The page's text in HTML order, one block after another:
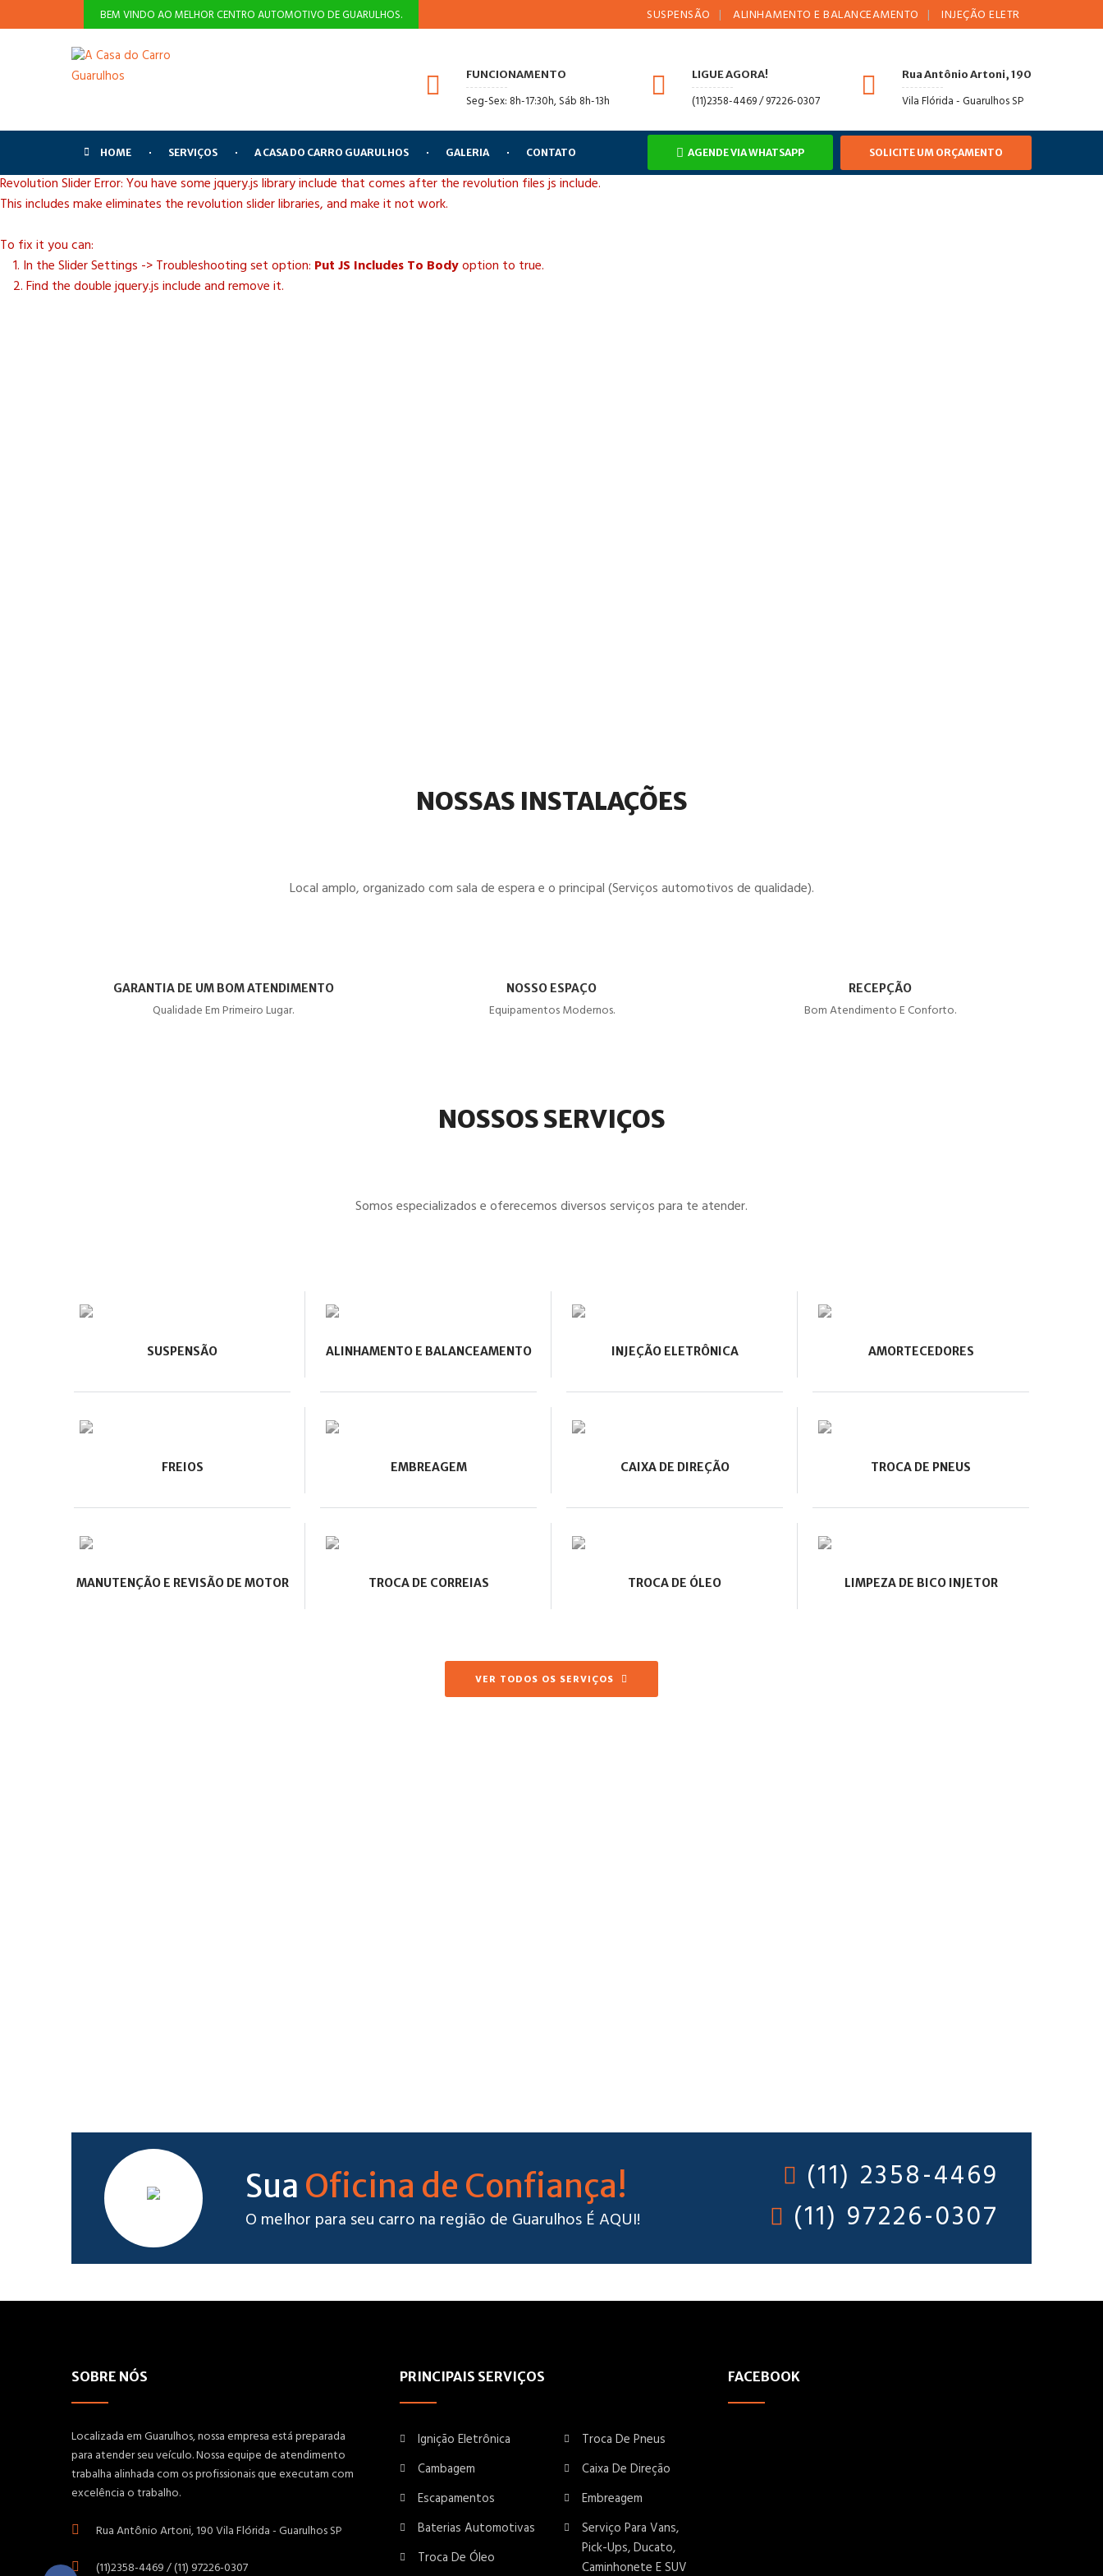
BEM VINDO AO MELHOR CENTRO AUTOMOTIVO DE GUARULHOS. SUSPENSÃO ALINHAMENTO E BALANCEAMENTO INJEÇÃO ELETRÔNICA
FUNCIONAMENTO
Seg-Sex: 8h-17:30h, Sáb 8h-13h
LIGUE AGORA!
(11)2358-4469 / 97226-0307
Rua Antônio Artoni, 190
Vila Flórida - Guarulhos SP
HOME SERVIÇOS A CASA DO CARRO GUARULHOS GALERIA CONTATO AGENDE VIA WHATSAPP SOLICITE UM ORÇAMENTO
Revolution Slider Error: You have some jquery.js library include that comes after the revolution files js include.
This includes make eliminates the revolution slider libraries, and make it not work.
To fix it you can:
1. In the Slider Settings -> Troubleshooting set option: Put JS Includes To Bodyoption to true.
2. Find the double jquery.js include and remove it.
NOSSAS INSTALAÇÕES
Local amplo, organizado com sala de espera e o principal (Serviços automotivos de qualidade).
GARANTIA DE UM BOM ATENDIMENTO
Qualidade Em Primeiro Lugar.
NOSSO ESPAÇO
Equipamentos Modernos.
RECEPÇÃO
Bom Atendimento E Conforto.
NOSSOS SERVIÇOS
Somos especializados e oferecemos diversos serviços para te atender.
SUSPENSÃO ALINHAMENTO E BALANCEAMENTO INJEÇÃO ELETRÔNICA AMORTECEDORES
FREIOS EMBREAGEM CAIXA DE DIREÇÃO TROCA DE PNEUS
MANUTENÇÃO E REVISÃO DE MOTOR TROCA DE CORREIAS TROCA DE ÓLEO LIMPEZA DE BICO INJETOR
VER TODOS OS SERVIÇOS
Sua Oficina de Confiança!
O melhor para seu carro na região de Guarulhos É AQUI!
(11) 2358-4469
(11) 97226-0307
SOBRE NÓS
Localizada em Guarulhos, nossa empresa está preparada
para atender seu veículo. Nossa equipe de atendimento
trabalha alinhada com os profissionais que executam com
excelência o trabalho.
Rua Antônio Artoni, 190 Vila Flórida - Guarulhos SP
(11)2358-4469 / (11) 97226-0307
PRINCIPAIS SERVIÇOS
Ignição Eletrônica
Cambagem
Escapamentos
Baterias Automotivas
Troca De Óleo
Troca De Pneus
Caixa De Direção
Embreagem
Serviço Para Vans,
Pick-Ups, Ducato,
Caminhonete E SUV
FACEBOOK